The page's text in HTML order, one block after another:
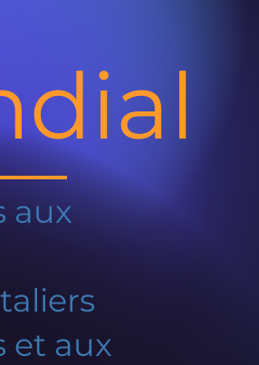
aux
et aux